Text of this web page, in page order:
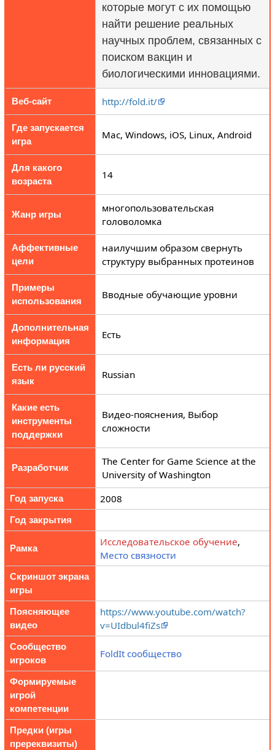
которые могут с их помощью
найти решение реальных
научных проблем, связанных с
поиском вакцин и
биологическими инновациями.
Веб-сайт http://fold.it/
Где запускается
игра
Mac, Windows, iOS, Linux, Android
Для какого
возраста
14
Жанр игры
многопользовательская
головоломка
Аффективные
цели
наилучшим образом свернуть
структуру выбранных протеинов
Примеры
использования
Вводные обучающие уровни
Дополнительная
информация
Есть
Есть ли русский
язык
Russian
Какие есть
инструменты
поддержки
Видео-пояснения, Выбор
сложности
Разработчик
The Center for Game Science at the
University of Washington
Год запуска 2008
Год закрытия
Рамка
Исследовательское обучение,
Место связности
Скриншот экрана
игры
Поясняющее
видео
https://www.youtube.com/watch?
v=UIdbul4fiZs
Сообщество
игроков
FoldIt сообщество
Формируемые
игрой
компетенции
Предки (игры
пререквизиты)